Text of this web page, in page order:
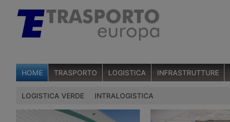
HOME TRASPORTO LOGISTICA INFRASTRUTTURE
LOGISTICA VERDE INTRALOGISTICA